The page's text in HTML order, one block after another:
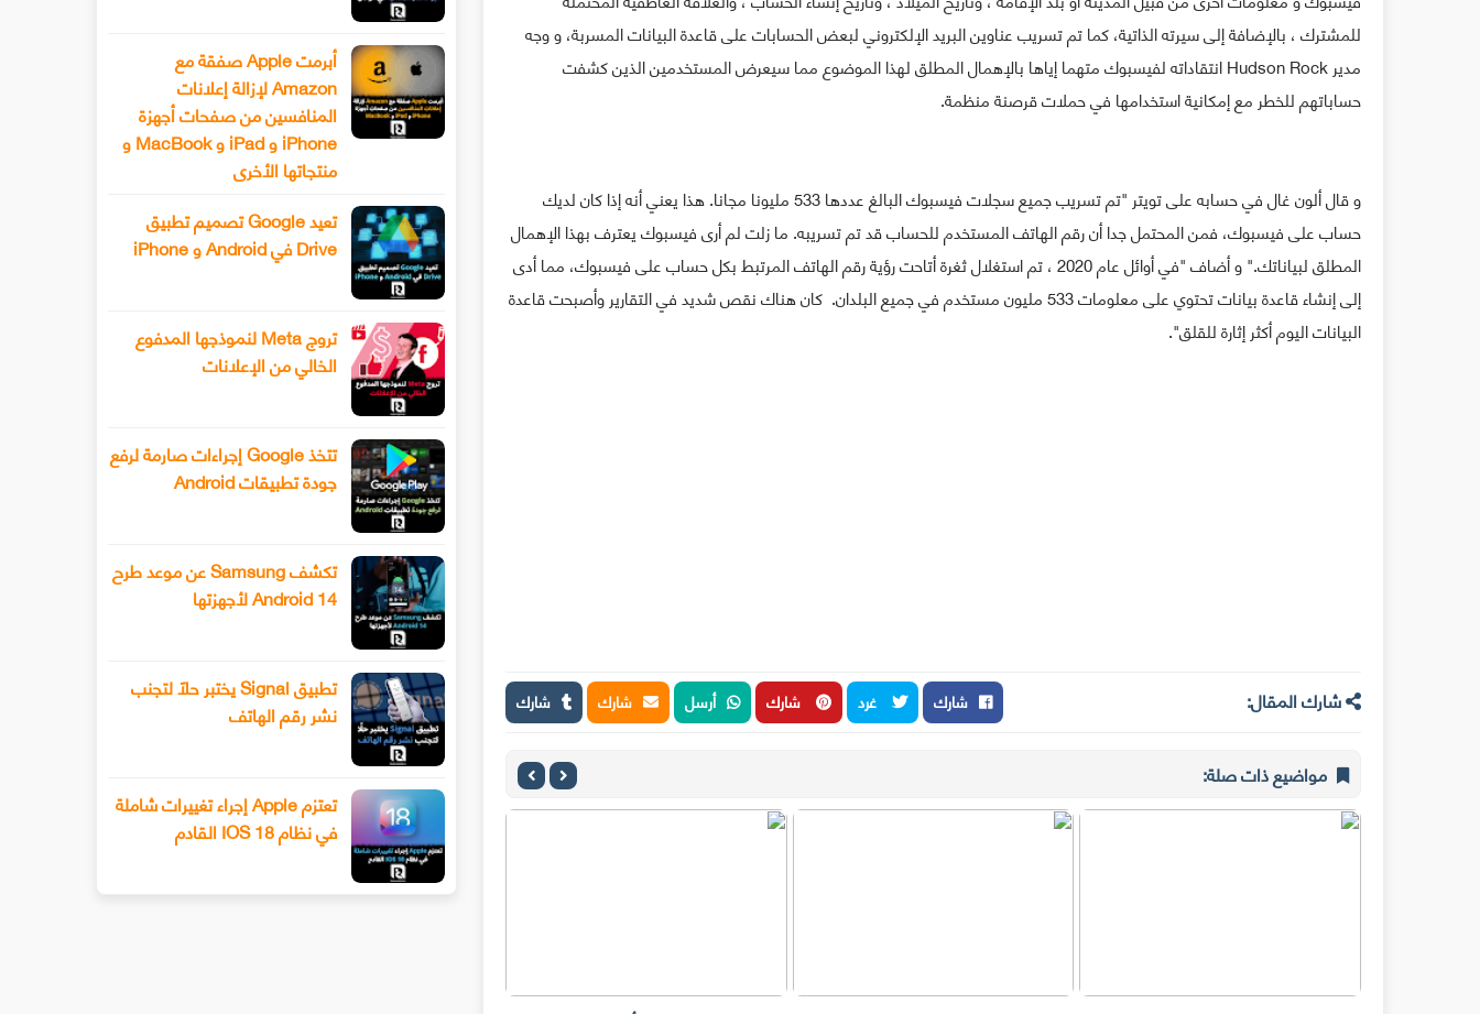
للمشترك ، بالإضافة إلى سيرته الذاتية، كما تم تسريب عناوين البريد الإلكتروني لبعض الحسابات على قاعدة البيانات المسربة، و وجه
مدير Hudson Rock انتقاداته لفيسبوك متهما إياها بالإهمال المطلق لهذا الموضوع مما سيعرض المستخدمين الذين كشفت
حساباتهم للخطر مع إمكانية استخدامها في حملات قرصنة منظمة.
و قال ألون غال في حسابه على تويتر "تم تسريب جميع سجلات فيسبوك البالغ عددها 533 مليونا مجانا. هذا يعني أنه إذا كان لديك
حساب على فيسبوك، فمن المحتمل جدا أن رقم الهاتف المستخدم للحساب قد تم تسريبه. ما زلت لم أرى فيسبوك يعترف بهذا الإهمال
المطلق لبياناتك." و أضاف "في أوائل عام 2020 ، تم استغلال ثغرة أتاحت رؤية رقم الهاتف المرتبط بكل حساب على فيسبوك، مما أدى
إلى إنشاء قاعدة بيانات تحتوي على معلومات 533 مليون مستخدم في جميع البلدان. كان هناك نقص شديد في التقارير وأصبحت قاعدة
البيانات اليوم أكثر إثارة للقلق".
شارك المقال: شارك غرد شارك أرسل شارك شارك
مواضيع ذات صلة:
أبرمت Apple صفقة مع
Amazon لإزالة إعلانات
المنافسين من صفحات أجهزة
iPhone و iPad و MacBook و
منتجاتها الأخرى
تعيد Google تصميم تطبيق
Drive في Android و iPhone
تروج Meta لنموذجها المدفوع
الخالي من الإعلانات
تتخذ Google إجراءات صارمة لرفع
جودة تطبيقات Android
تكشف Samsung عن موعد طرح
Android 14 لأجهزتها
تطبيق Signal يختبر حلًا لتجنب
نشر رقم الهاتف
تعتزم Apple إجراء تغييرات شاملة
في نظام IOS 18 القادم